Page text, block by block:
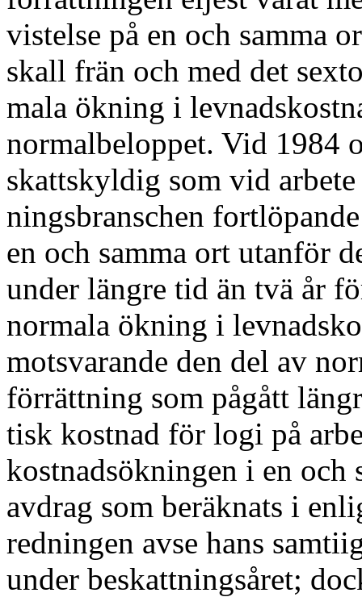
vistelse på en och samma
skall frän och med det
mala ökning i
normalbe­loppet. Vid 1984
skattskyldig som vid
ningsbranschen
en och sam­ma ort utanför
under längre tid än tvä år
normala ökning i
motsvarande den del av
förrättning som pågått
tisk kostnad för logi på
kostnads­ökningen i en och
avdrag som beräknats i
redningen avse hans
under be­skattningsåret;